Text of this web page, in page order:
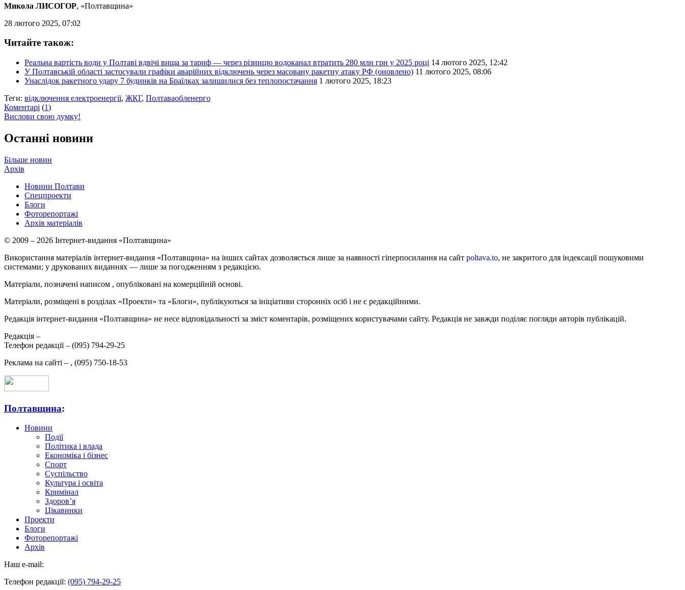
Микола ЛИСОГОР, «Полтавщина»
28 лютого 2025, 07:02
Читайте також:
Реальна вартість води у Полтаві вдвічі вища за тариф — через різницю водоканал втратить 280 млн грн у 2025 році 14 лютого 2025, 12:42
У Полтавській області застосували графіки аварійних відключень через масовану ракетну атаку РФ (оновлено) 11 лютого 2025, 08:06
Унаслідок ракетного удару 7 будинків на Браїлках залишилися без теплопостачання 1 лютого 2025, 18:23
Теги: відключення електроенергії, ЖКГ, Полтаваобленерго
Коментарі (1)
Вислови свою думку!
Останні новини
Більше новин
Архів
Новини Полтави
Спецпроекти
Блоги
Фоторепортажі
Архів матеріалів
© 2009 – 2026 Інтернет-видання «Полтавщина»
Використання матеріалів інтернет-видання «Полтавщина» на інших сайтах дозволяється лише за наявності гіперпосилання на сайт poltava.to, не закритого для індексації пошуковими
системами; у друкованих виданнях — лише за погодженням з редакцією.
Матеріали, позначені написом , опубліковані на комерційній основі.
Матеріали, розміщені в розділах «Проекти» та «Блоги», публікуються за ініціативи сторонніх осіб і не є редакційними.
Редакція інтернет-видання «Полтавщина» не несе відповідальності за зміст коментарів, розміщених користувачами сайту. Редакція не завжди поділяє погляди авторів публікацій.
Редакція –
Телефон редакції – (095) 794-29-25
Реклама на сайті – , (095) 750-18-53
Полтавщина:
Новини
Події
Політика і влада
Економіка і бізнес
Спорт
Суспільство
Культура і освіта
Кримінал
Здоров’я
Цікавинки
Проекти
Блоги
Фоторепортажі
Архів
Наш e-mail:
Телефон редакції: (095) 794-29-25